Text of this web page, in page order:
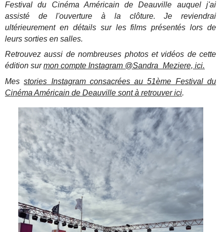
Festival du Cinéma Américain de Deauville auquel j'ai
assisté de l'ouverture à la clôture. Je reviendrai
ultérieurement en détails sur les films présentés lors de
leurs sorties en salles.
Retrouvez aussi de nombreuses photos et vidéos de cette
édition surmon compte Instagram @Sandra_Meziere, ici.
Messtories Instagram consacrées au 51ème Festival du
Cinéma Américain de Deauville sont à retrouver ici.